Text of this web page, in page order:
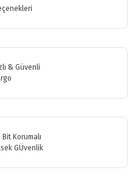
görüntülenemiyor.
pahalı.
& Güvenli
Bit Korumalı
GÜvenlik